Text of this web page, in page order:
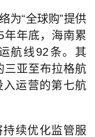
为“全球购”提供
年年底，海南累
航线92条。其
三亚至布拉格航
运营的第七航
续优化监管服